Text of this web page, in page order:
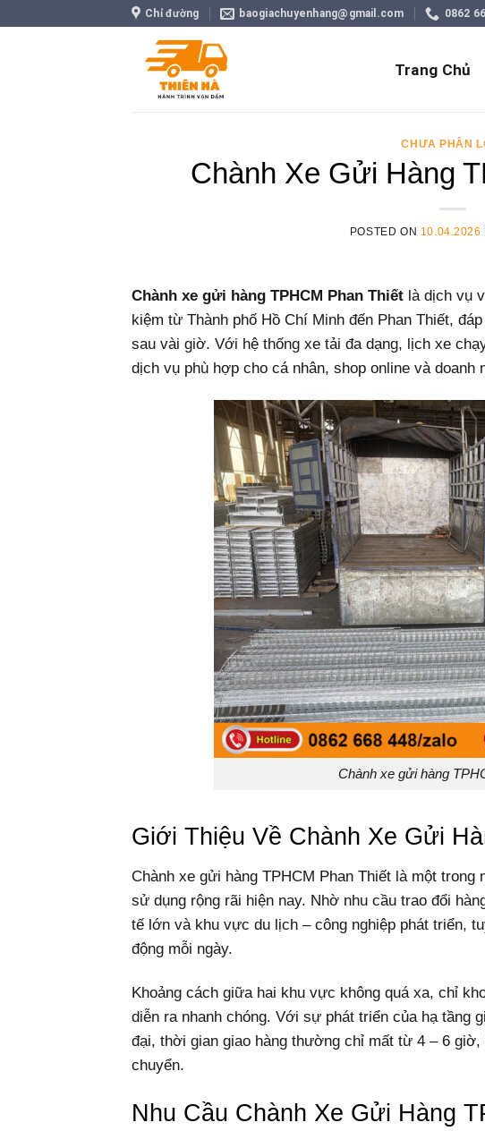
Chỉ đường baogiachuyenhang@gmail.com 0862
Trang Chủ
CHƯA PHÂN
Chành Xe Gửi Hàng
POSTED ON 10.04.2026
Chành xe gửi hàng TPHCM Phan Thiết là dịch vụ
kiệm từ Thành phố Hồ Chí Minh đến Phan Thiết,
sau vài giờ. Với hệ thống xe tải đa dạng, lịch xe
dịch vụ phù hợp cho cá nhân, shop online và doanh
Chành xe gửi hàng
Giới Thiệu Về Chành Xe Gửi
Chành xe gửi hàng TPHCM Phan Thiết là một
sử dụng rộng rãi hiện nay. Nhờ nhu cầu trao đổi
tế lớn và khu vực du lịch – công nghiệp phát triển,
động mỗi ngày.
Khoảng cách giữa hai khu vực không quá xa, chỉ
diễn ra nhanh chóng. Với sự phát triển của hạ tầng
đại, thời gian giao hàng thường chỉ mất từ 4 – 6
chuyển.
Nhu Cầu Chành Xe Gửi Hàng